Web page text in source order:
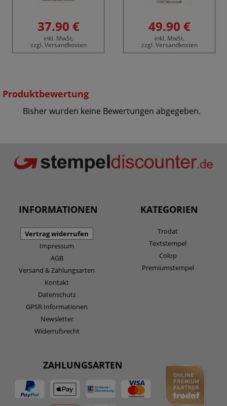
37.90 €
inkl. MwSt.
zzgl. Versandkosten
49.90 €
inkl. MwSt.
zzgl. Versandkosten
Produktbewertung
Bisher wurden keine Bewertungen abgegeben.
INFORMATIONEN
Vertrag widerrufen
Impressum
AGB
Versand & Zahlungsarten
Kontakt
Datenschutz
GPSR Informationen
Newsletter
Widerrufsrecht
KATEGORIEN
Trodat
Textstempel
Colop
Premiumstempel
ZAHLUNGSARTEN